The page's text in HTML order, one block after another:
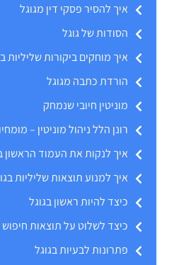
איך להסיר פסקי דין מגוגל
הסודות של גוגל
איך מוחקים ביקורות שליליות
הורדת כתבה מגוגל
מוניטין חיובי שנמחק
רונן הלל ניהול מוניטין –
איך לנקות את העמוד הראשון
איך למנוע תוצאות שליליות
כיצד להיות ראשון בגוגל
כיצד לשלוט על תוצאות חיפוש
פתרונות לבעיות בגוגל